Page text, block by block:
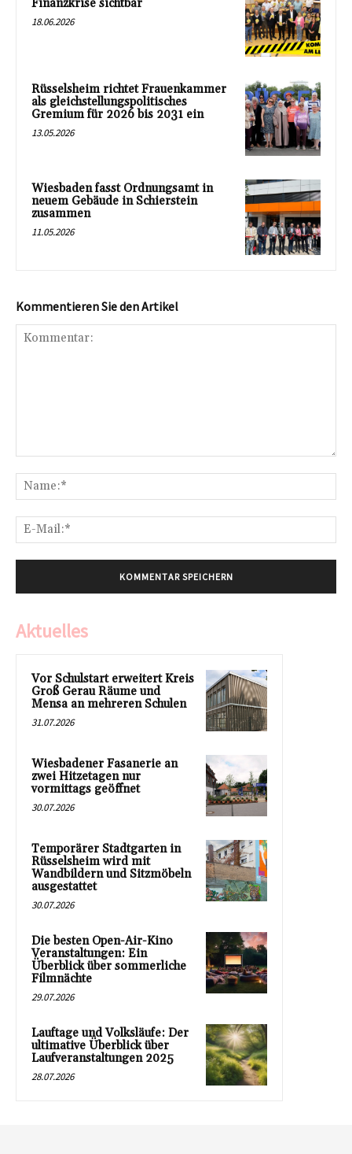
Finanzkrise sichtbar
18.06.2026
Rüsselsheim richtet Frauenkammer
als gleichstellungspolitisches
Gremium für 2026 bis 2031 ein
13.05.2026
Wiesbaden fasst Ordnungsamt in
neuem Gebäude in Schierstein
zusammen
11.05.2026
Kommentieren Sie den Artikel
Aktuelles
Vor Schulstart erweitert Kreis
Groß Gerau Räume und
Mensa an mehreren Schulen
31.07.2026
Wiesbadener Fasanerie an
zwei Hitzetagen nur
vormittags geöffnet
30.07.2026
Temporärer Stadtgarten in
Rüsselsheim wird mit
Wandbildern und Sitzmöbeln
ausgestattet
30.07.2026
Die besten Open-Air-Kino
Veranstaltungen: Ein
Überblick über sommerliche
Filmnächte
29.07.2026
Lauftage und Volksläufe: Der
ultimative Überblick über
Laufveranstaltungen 2025
28.07.2026